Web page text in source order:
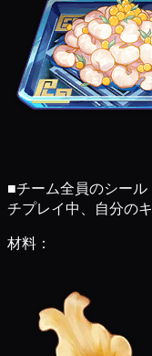
■チーム全員のシー
チプレイ中、自分の
材料：